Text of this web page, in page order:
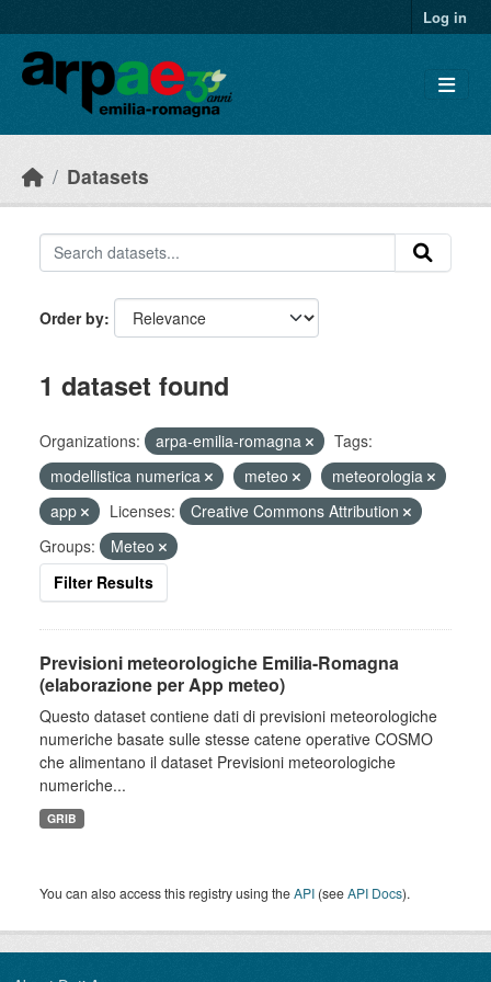
Log in
Datasets
Order by
1 dataset found
Organizations: arpa-emilia-romagna
Tags:
modellistica numerica
meteo
meteorologia
app
Licenses:
Creative Commons Attribution
Groups:
Meteo
Filter Results
Previsioni meteorologiche Emilia-Romagna
(elaborazione per App meteo)
Questo dataset contiene dati di previsioni meteorologiche
numeriche basate sulle stesse catene operative COSMO
che alimentano il dataset Previsioni meteorologiche
numeriche...
GRIB
You can also access this registry using theAPI (seeAPI Docs).